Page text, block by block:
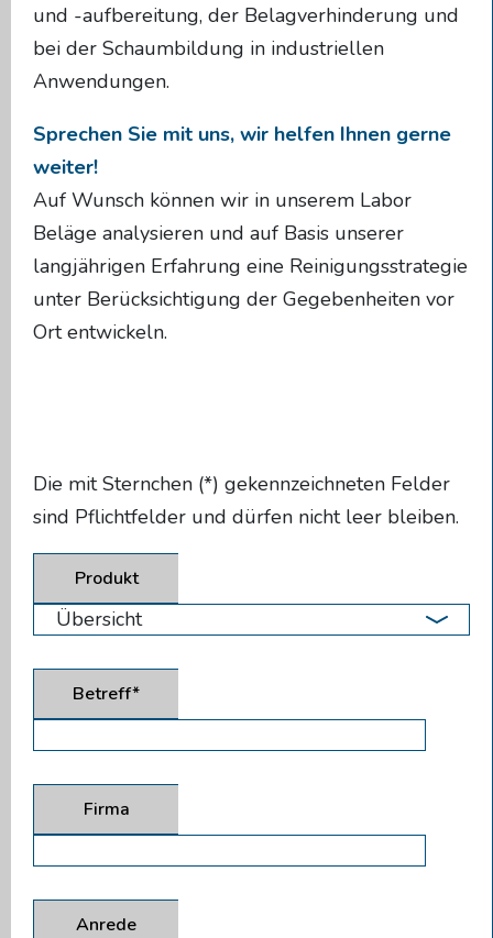
und -aufbereitung, der Belagverhinderung und
bei der Schaumbildung in industriellen
Anwendungen.
Sprechen Sie mit uns, wir helfen Ihnen gerne
weiter!
Auf Wunsch können wir in unserem Labor
Beläge analysieren und auf Basis unserer
langjährigen Erfahrung eine Reinigungsstrategie
unter Berücksichtigung der Gegebenheiten vor
Ort entwickeln.
Die mit Sternchen (*) gekennzeichneten Felder
sind Pflichtfelder und dürfen nicht leer bleiben.
Produkt
Betreff*
Firma
Anrede